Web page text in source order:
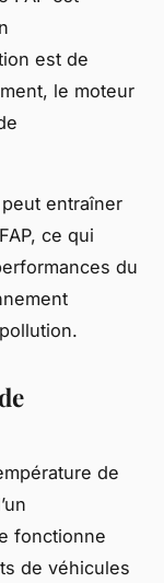
est de
le moteur
entraîner
ce qui
du
de
fonctionne
de véhicules